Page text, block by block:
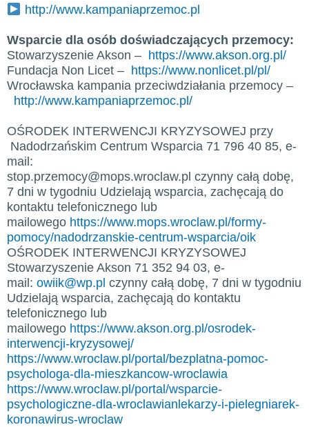
http://www.kampaniaprzemoc.pl
Wsparcie dla osób doświadczających przemocy:
Stowarzyszenie Akson – https://www.akson.org.pl/
Fundacja Non Licet – https://www.nonlicet.pl/pl/
Wrocławska kampania przeciwdziałania przemocy –
http://www.kampaniaprzemoc.pl/
OŚRODEK INTERWENCJI KRYZYSOWEJ przy
Nadodrzańskim Centrum Wsparcia 71 796 40 85, e-
mail:
stop.przemocy@mops.wroclaw.pl czynny całą dobę,
7 dni w tygodniu Udzielają wsparcia, zachęcają do
kontaktu telefonicznego lub
mailowego https://www.mops.wroclaw.pl/formy-
pomocy/nadodrzanskie-centrum-wsparcia/oik
OŚRODEK INTERWENCJI KRYZYSOWEJ
Stowarzyszenie Akson 71 352 94 03, e-
mail: owiik@wp.pl czynny całą dobę, 7 dni w tygodniu
Udzielają wsparcia, zachęcają do kontaktu
telefonicznego lub
mailowego https://www.akson.org.pl/osrodek-
interwencji-kryzysowej/
https://www.wroclaw.pl/portal/bezplatna-pomoc-
psychologa-dla-mieszkancow-wroclawia
https://www.wroclaw.pl/portal/wsparcie-
psychologiczne-dla-wroclawianlekarzy-i-pielegniarek-
koronawirus-wroclaw